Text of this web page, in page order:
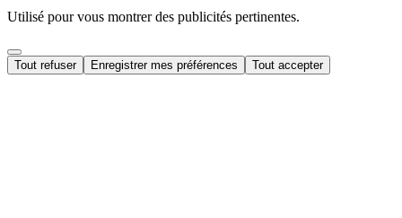
Utilisé pour vous montrer des publicités pertinentes.
Tout refuser Enregistrer mes préférences Tout accepter